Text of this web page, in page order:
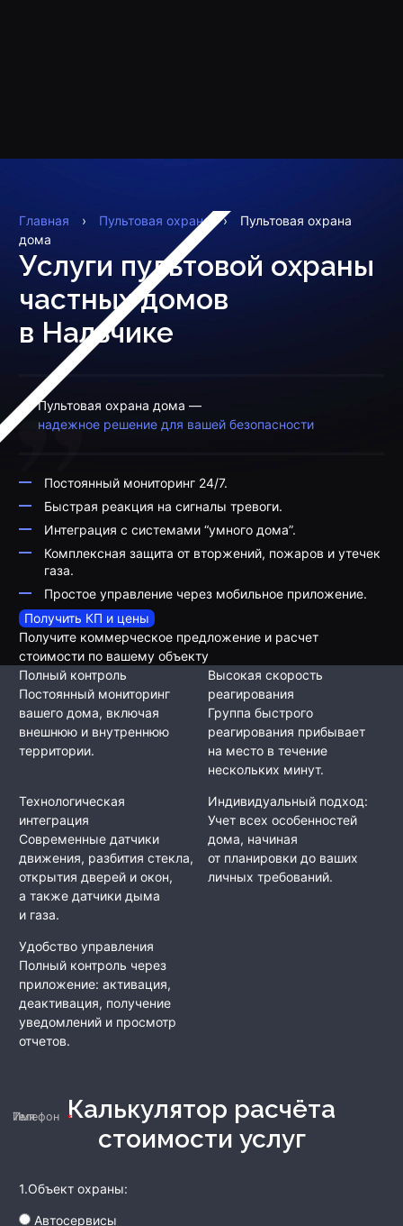
Главная › Пультовая охрана ›
Пультовая охрана
дома
Услуги пультовой охраны
частных домов
в Нальчике
Пультовая охрана дома —
надежное решение для вашей безопасности
Постоянный мониторинг 24/7.
Быстрая реакция на сигналы тревоги.
Интеграция с системами “умного дома”.
Комплексная защита от вторжений, пожаров и утечек
газа.
Простое управление через мобильное приложение.
Получить КП и цены
Получите коммерческое предложение и расчет
стоимости по вашему объекту
Полный контроль
Постоянный мониторинг
вашего дома, включая
внешнюю и внутреннюю
территории.
Высокая скорость
реагирования
Группа быстрого
реагирования прибывает
на место в течение
нескольких минут.
Технологическая
интеграция
Современные датчики
движения, разбития стекла,
открытия дверей и окон,
а также датчики дыма
и газа.
Индивидуальный подход:
Учет всех особенностей
дома, начиная
от планировки до ваших
личных требований.
Удобство управления
Полный контроль через
приложение: активация,
деактивация, получение
уведомлений и просмотр
отчетов.
Калькулятор расчёта
стоимости услуг
1.Объект охраны:
Автосервисы
Имя
Телефон